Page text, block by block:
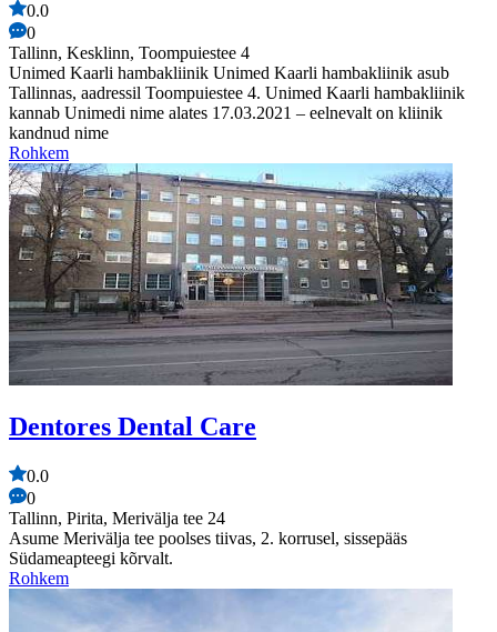
0.0
0
Tallinn, Kesklinn, Toompuiestee 4
Unimed Kaarli hambakliinik Unimed Kaarli hambakliinik asub
Tallinnas, aadressil Toompuiestee 4. Unimed Kaarli hambakliinik
kannab Unimedi nime alates 17.03.2021 – eelnevalt on kliinik
kandnud nime
Rohkem
Dentores Dental Care
0.0
0
Tallinn, Pirita, Merivälja tee 24
Asume Merivälja tee poolses tiivas, 2. korrusel, sissepääs
Südameapteegi kõrvalt.
Rohkem